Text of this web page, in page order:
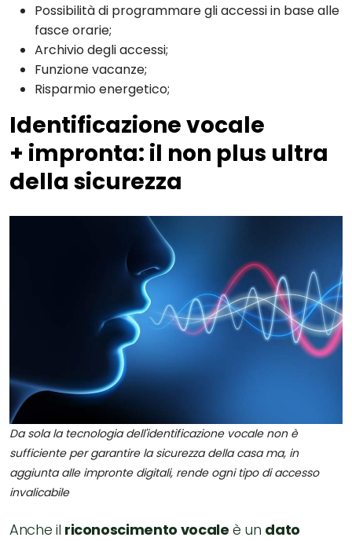
Possibilità di programmare gli accessi in base alle
fasce orarie;
Archivio degli accessi;
Funzione vacanze;
Risparmio energetico;
Identificazione vocale
+ impronta: il non plus ultra
della sicurezza
Da sola la tecnologia dell'identificazione vocale non è
sufficiente per garantire la sicurezza della casa ma, in
aggiunta alle impronte digitali, rende ogni tipo di accesso
invalicabile
Anche il riconoscimento vocale è un dato